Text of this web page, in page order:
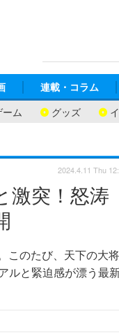
ーム グッズ
連載・コラム
激突！怒涛
このたび、天下の大将
ルと緊迫感が漂う最
2024.4.11 Thu